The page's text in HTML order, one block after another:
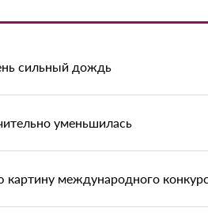
сильный дождь
уменьшилась
международного